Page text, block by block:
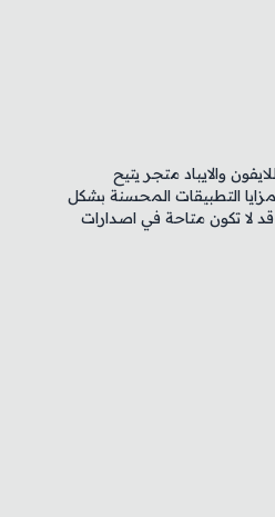
والايباد متجر يتيح
التطبيقات المحسنة بشكل
لا تكون متاحة في اصدارات